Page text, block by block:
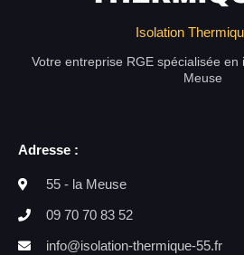
Isolation
Votre entreprise RGE spécialisée
Meuse
Adresse :
55 - la Meuse
09 70 70 83 52
info@isolation-thermique-55.fr